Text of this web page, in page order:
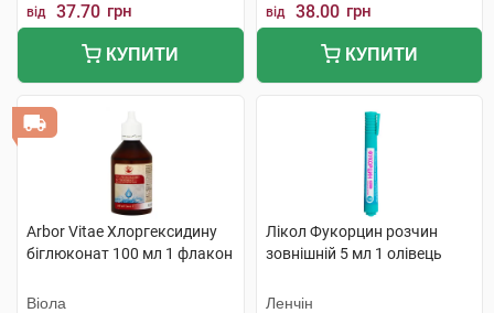
від 37.70 грн
КУПИТИ
від 38.00 грн
КУПИТИ
Arbor Vitae Хлоргексидину
біглюконат 100 мл 1 флакон
Віола
Лікол Фукорцин розчин
зовнішній 5 мл 1 олівець
Ленчін